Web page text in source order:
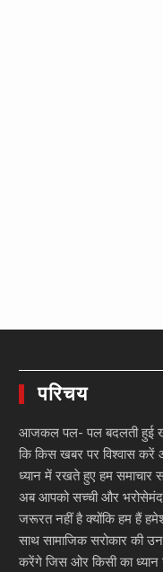
परिचय
आजकल पल- पल बदलती हुई
कि किस खबर पर विश्वास करें
ध्यान में रखते हुए हम समाचार
अब आपको सच्ची और
जरूरत नहीं है क्योंकि हम हैं
साथ सामाजिक सरोकार की
करेंगे जिस ओर किसी का ध्यान